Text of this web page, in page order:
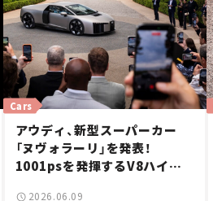
Cars
アウディ、新型スーパーカー
「ヌヴォラーリ」を発表！
1001psを発揮するV8ハイブ
2026.06.09